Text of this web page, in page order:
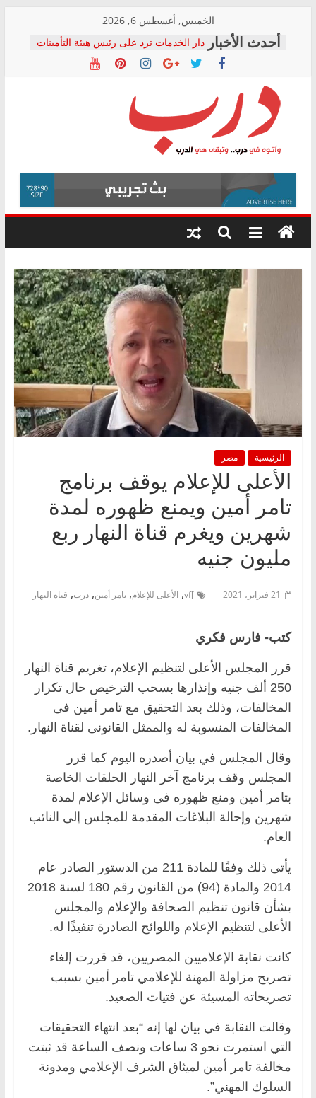
content
الخميس, أغسطس 6, 2026
دار الخدمات ترد على رئيس هيئة التأمينات
بعد مؤتمره الصحفي: إنكار الأزمة لا ينهي
معاناة أصحاب المعاشات.. ونطالب بكشف
فرحات سليمان يكتب: القطاع الصحي إلى
أين؟
حزب التحالف الشعبي يطلق لجنة “الحق
في الصحة” بالإسكندرية لرصد الانتهاكات
ودعم المرضى
الوزاري لمدينة الصحفيين.. وانتهاء أعمال
إنشاء المبنى الإداري
المجلس القومي لحقوق الإنسان يعلن
متابعة قضية الدكتور محمد زهران.. ويؤكد:
قرينة البراءة وضمانات المحاكمة العادلة
درب
وأتوه
درب..
وتبقى
هي
الرئيسية مصر
الأعلى للإعلام يوقف برنامج
تامر أمين ويمنع ظهوره لمدة
شهرين ويغرم قناة النهار ربع
مليون جنيه
21 فبراير، 2021 ]vf
, الأعلى للإعلام, تامر أمين, درب, قناة النهار
كتب- فارس فكري
قرر المجلس الأعلى لتنظيم الإعلام، تغريم قناة النهار
250 ألف جنيه وإنذارها بسحب الترخيص حال تكرار
المخالفات، وذلك بعد التحقيق مع تامر أمين فى
المخالفات المنسوبة له والممثل القانونى لقناة النهار.
وقال المجلس في بيان أصدره اليوم كما قرر
المجلس وقف برنامج آخر النهار الحلقات الخاصة
بتامر أمين ومنع ظهوره فى وسائل الإعلام لمدة
شهرين وإحالة البلاغات المقدمة للمجلس إلى النائب
العام.
يأتى ذلك وفقًا للمادة 211 من الدستور الصادر عام
2014 والمادة (94) من القانون رقم 180 لسنة 2018
بشأن قانون تنظيم الصحافة والإعلام والمجلس
الأعلى لتنظيم الإعلام واللوائح الصادرة تنفيذًا له.
كانت نقابة الإعلاميين المصريين، قد قررت إلغاء
تصريح مزاولة المهنة للإعلامي تامر أمين بسبب
تصريحاته المسيئة عن فتيات الصعيد.
وقالت النقابة في بيان لها إنه “بعد انتهاء التحقيقات
التي استمرت نحو 3 ساعات ونصف الساعة قد ثبتت
مخالفة تامر أمين لميثاق الشرف الإعلامي ومدونة
السلوك المهني”.